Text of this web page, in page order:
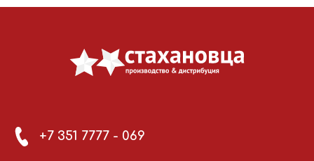
+7 351 7777 - 069